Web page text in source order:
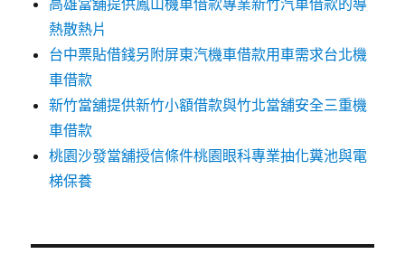
高雄當舖提供鳳山機車借款專業新竹汽車借款的導
熱散熱片
台中票貼借錢另附屏東汽機車借款用車需求台北機
車借款
新竹當舖提供新竹小額借款與竹北當舖安全三重機
車借款
桃園沙發當舖授信條件桃園眼科專業抽化糞池與電
梯保養